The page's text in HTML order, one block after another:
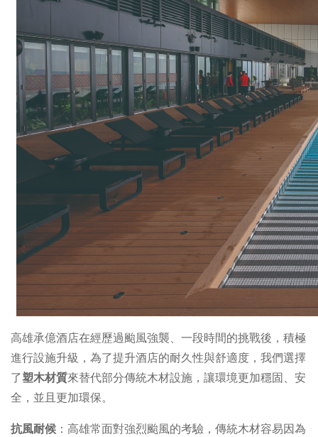
高雄承億酒店在經歷過颱風強襲、一段時間的挑戰後，積極
進行設施升級，為了提升酒店的耐久性與舒適度，我們選擇
了塑木材質來替代部分傳統木材設施，讓環境更加穩固、安
全，並且更加環保。
抗風耐候 ：高雄常面對強烈颱風的考驗，傳統木材容易因為